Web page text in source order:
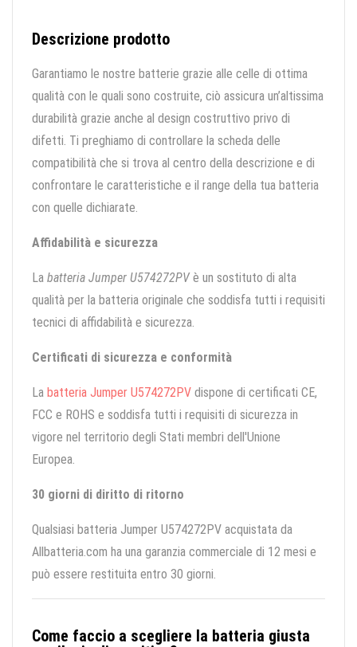
Descrizione prodotto
Garantiamo le nostre batterie grazie alle celle di ottima
qualità con le quali sono costruite, ciò assicura un’altissima
durabilità grazie anche al design costruttivo privo di
difetti. Ti preghiamo di controllare la scheda delle
compatibilità che si trova al centro della descrizione e di
confrontare le caratteristiche e il range della tua batteria
con quelle dichiarate.
Affidabilità e sicurezza
La batteria Jumper U574272PVè un sostituto di alta
qualità per la batteria originale che soddisfa tutti i requisiti
tecnici di affidabilità e sicurezza.
Certificati di sicurezza e conformità
La batteria Jumper U574272PV dispone di certificati CE,
FCC e ROHS e soddisfa tutti i requisiti di sicurezza in
vigore nel territorio degli Stati membri dell'Unione
Europea.
30 giorni di diritto di ritorno
Qualsiasi batteria Jumper U574272PV acquistata da
Allbatteria.com ha una garanzia commerciale di 12 mesi e
può essere restituita entro 30 giorni.
Come faccio a scegliere la batteria giusta